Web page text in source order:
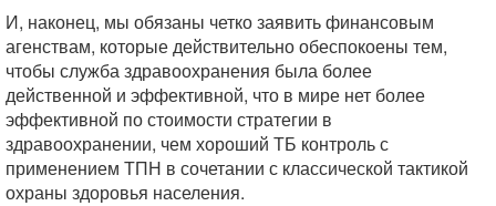
И, наконец, мы обязаны четко заявить финансовым
агенствам, которые действительно обеспокоены тем,
чтобы служба здравоохранения была более
действенной и эффективной, что в мире нет более
эффективной по стоимости стратегии в
здравоохранении, чем хороший ТБ контроль с
применением ТПН в сочетании с классической тактикой
охраны здоровья населения.